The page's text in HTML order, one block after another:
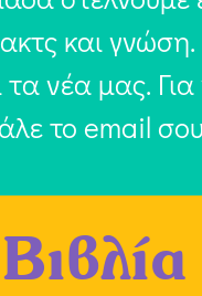
και
νέα μας.
το email